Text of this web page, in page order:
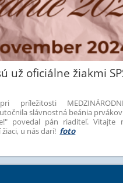
už oficiálne žiakmi
príležitosti
slávnostná beánia
povedal pán riaditeľ. Vitajte
u nás darí! foto